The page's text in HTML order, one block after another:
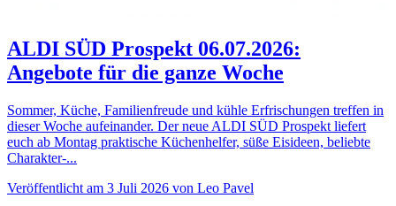
ALDI SÜD Prospekt 06.07.2026:
Angebote für die ganze Woche
Sommer, Küche, Familienfreude und kühle Erfrischungen treffen in
dieser Woche aufeinander. Der neue ALDI SÜD Prospekt liefert
euch ab Montag praktische Küchenhelfer, süße Eisideen, beliebte
Charakter-...
Veröffentlicht am 3 Juli 2026 von Leo Pavel